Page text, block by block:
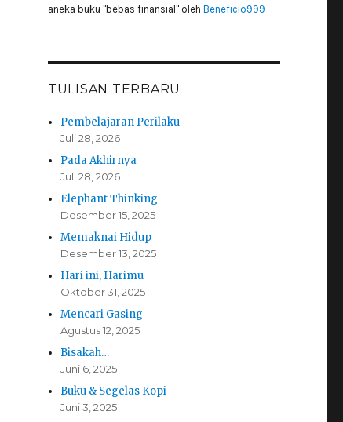
aneka buku "bebas finansial" oleh Beneficio999
TULISAN TERBARU
Pembelajaran Perilaku
Juli 28, 2026
Pada Akhirnya
Juli 28, 2026
Elephant Thinking
Desember 15, 2025
Memaknai Hidup
Desember 13, 2025
Hari ini, Harimu
Oktober 31, 2025
Mencari Gasing
Agustus 12, 2025
Bisakah…
Juni 6, 2025
Buku & Segelas Kopi
Juni 3, 2025